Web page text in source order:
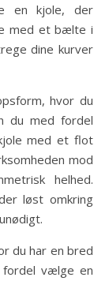
en kjole, der
med et bælte i
dine kurver
hvor du
du med fordel
med et flot
mod
helhed.
løst omkring
du har en bred
vælge en